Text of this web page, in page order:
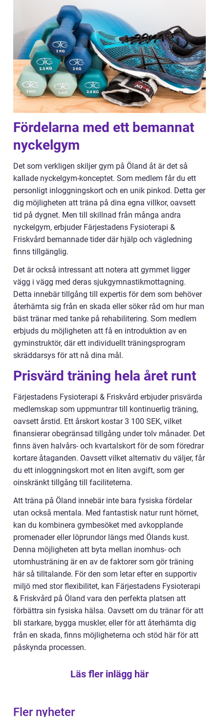
Fördelarna med ett bemannat
nyckelgym
Det som verkligen skiljer gym på Öland åt är det så
kallade nyckelgym-konceptet. Som medlem får du ett
personligt inloggningskort och en unik pinkod. Detta ger
dig möjligheten att träna på dina egna villkor, oavsett
tid på dygnet. Men till skillnad från många andra
nyckelgym, erbjuder Färjestadens Fysioterapi &
Friskvård bemannade tider där hjälp och vägledning
finns tillgänglig.
Det är också intressant att notera att gymmet ligger
vägg i vägg med deras sjukgymnastikmottagning.
Detta innebär tillgång till expertis för dem som behöver
återhämta sig från en skada eller söker råd om hur man
bäst tränar med tanke på rehabilitering. Som medlem
erbjuds du möjligheten att få en introduktion av en
gyminstruktör, där ett individuellt träningsprogram
skräddarsys för att nå dina mål.
Prisvärd träning hela året runt
Färjestadens Fysioterapi & Friskvård erbjuder prisvärda
medlemskap som uppmuntrar till kontinuerlig träning,
oavsett årstid. Ett årskort kostar 3 100 SEK, vilket
finansierar obegränsad tillgång under tolv månader. Det
finns även halvårs- och kvartalskort för de som föredrar
kortare åtaganden. Oavsett vilket alternativ du väljer, får
du ett inloggningskort mot en liten avgift, som ger
oinskränkt tillgång till faciliteterna.
Att träna på Öland innebär inte bara fysiska fördelar
utan också mentala. Med fantastisk natur runt hörnet,
kan du kombinera gymbesöket med avkopplande
promenader eller löprundor längs med Ölands kust.
Denna möjligheten att byta mellan inomhus- och
utomhusträning är en av de faktorer som gör träning
här så tilltalande. För den som letar efter en supportiv
miljö med stor flexibilitet, kan Färjestadens Fysioterapi
& Friskvård på Öland vara den perfekta platsen att
förbättra sin fysiska hälsa. Oavsett om du tränar för att
bli starkare, bygga muskler, eller för att återhämta dig
från en skada, finns möjligheterna och stöd här för att
påskynda processen.
Läs fler inlägg här
Fler nyheter